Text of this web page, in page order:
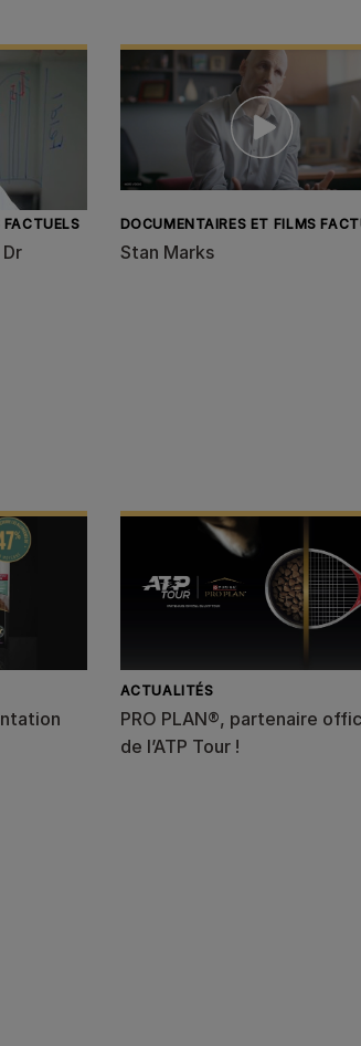
FACTUELS DOCUMENTAIRES ET FILMS
Stan Marks
ACTUALITÉS
PRO PLAN®, partenaire
de l’ATP Tour !